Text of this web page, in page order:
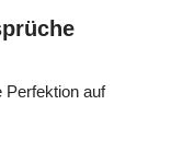
Perfektion auf